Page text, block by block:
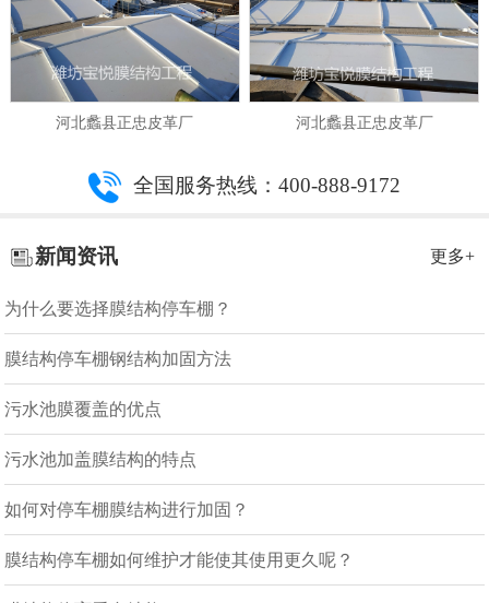
河北蠡县正忠皮革厂 河北蠡县正忠皮革厂
全国服务热线：400-888-9172
新闻资讯 更多+
为什么要选择膜结构停车棚？
膜结构停车棚钢结构加固方法
污水池膜覆盖的优点
污水池加盖膜结构的特点
如何对停车棚膜结构进行加固？
膜结构停车棚如何维护才能使其使用更久呢？